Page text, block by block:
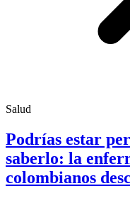
Salud
Podrías estar
saberlo: la
colombianos